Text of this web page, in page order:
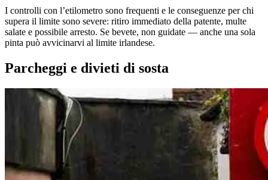
I controlli con l’etilometro sono frequenti e le conseguenze per chi
supera il limite sono severe: ritiro immediato della patente, multe
salate e possibile arresto. Se bevete, non guidate — anche una sola
pinta può avvicinarvi al limite irlandese.
Parcheggi e divieti di sosta